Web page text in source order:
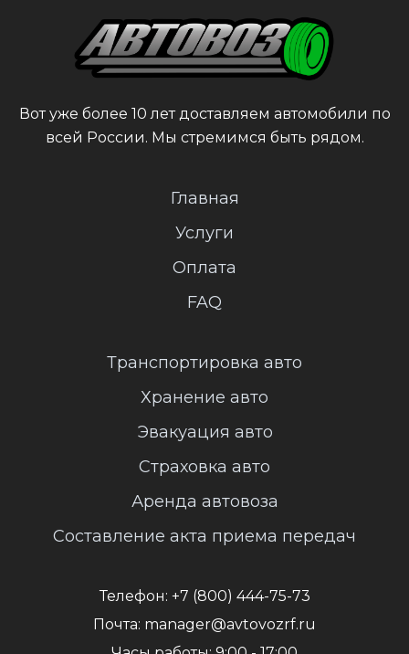
Вот уже более 10 лет доставляем автомобили по
всей России. Мы стремимся быть рядом.
Главная
Услуги
Оплата
FAQ
Транспортировка авто
Хранение авто
Эвакуация авто
Страховка авто
Аренда автовоза
Составление акта приема передач
Телефон: +7 (800) 444-75-73
Почта: manager@avtovozrf.ru